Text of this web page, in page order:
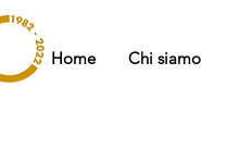
Home Chi siamo